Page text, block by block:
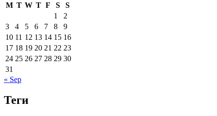
M T W T F S
S
1
2
3
4 5 6 7 8
9
10 11 12 13 14 15 16
17 18 19 20 21 22 23
24 25 26 27 28 29 30
31
« Sep
Теги